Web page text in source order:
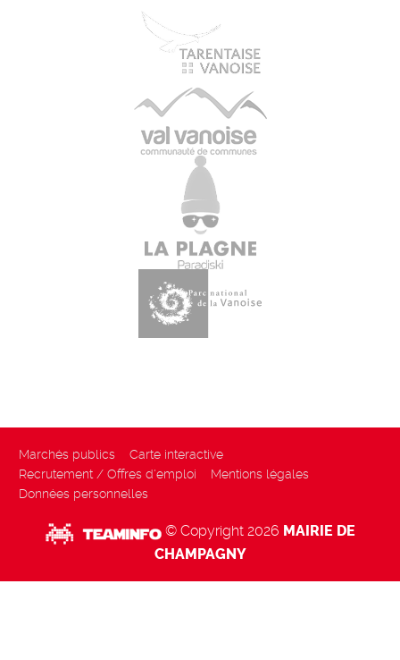
Marchés publics
Carte interactive
Recrutement / Offres d'emploi
Mentions légales
Données personnelles
© Copyright 2026 MAIRIE DE
CHAMPAGNY